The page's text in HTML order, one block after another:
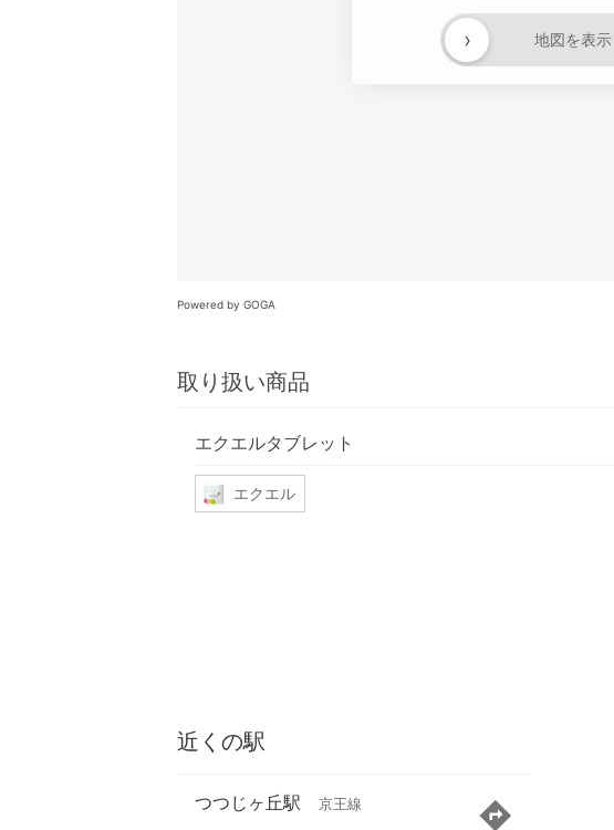
地図を表示
›
Powered by GOGA
取り扱い商品
エクエルタブレット
エクエル
近くの駅
つつじヶ丘駅 京王線